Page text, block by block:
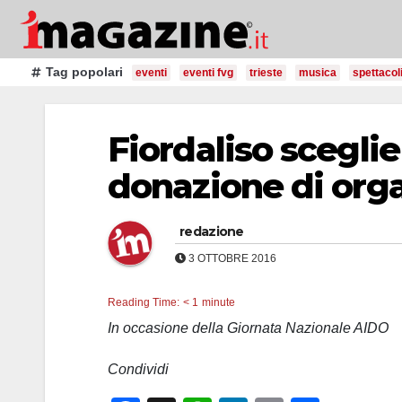
Salta
contenutoTag popolari eventi eventi fvg trieste musica spettacoli
Fiordaliso
donazione di
redazione
3 OTTOBRE 2016
Reading Time: < 1 minute
In occasione della Giornata Nazionale AIDO
Condividi